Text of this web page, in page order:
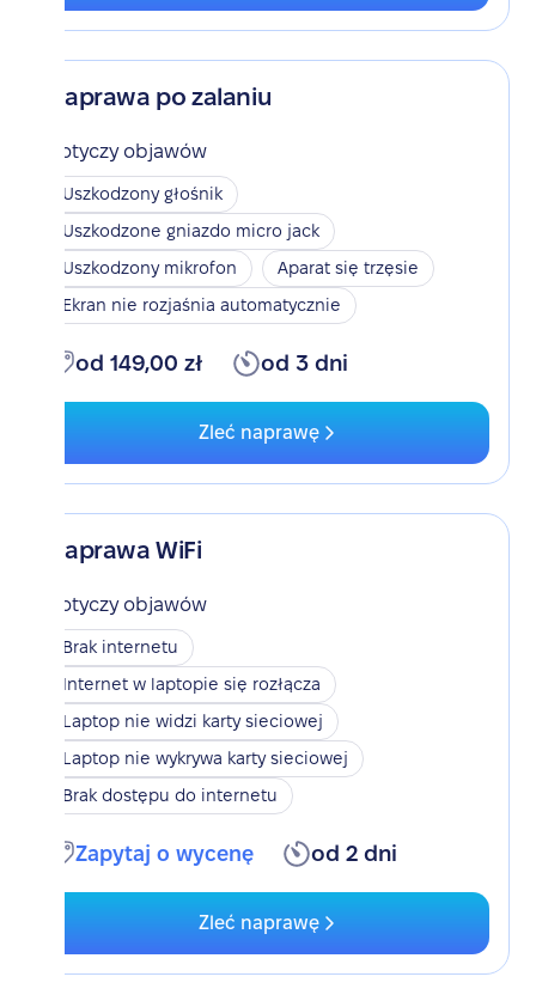
Naprawa po zalaniu
Dotyczy objawów
Uszkodzony głośnik
Uszkodzone gniazdo micro jack
Uszkodzony mikrofon
Aparat się trzęsie
Ekran nie rozjaśnia automatycznie
od 149,00 zł od 3 dni
Zleć naprawę
Naprawa WiFi
Dotyczy objawów
Brak internetu
Internet w laptopie się rozłącza
Laptop nie widzi karty sieciowej
Laptop nie wykrywa karty sieciowej
Brak dostępu do internetu
Zapytaj o wycenę od 2 dni
Zleć naprawę